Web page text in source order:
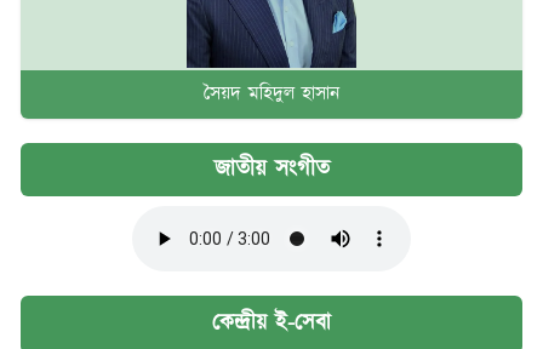
সৈয়দ মহিদুল হাসান
জাতীয় সংগীত
কেন্দ্রীয় ই-সেবা